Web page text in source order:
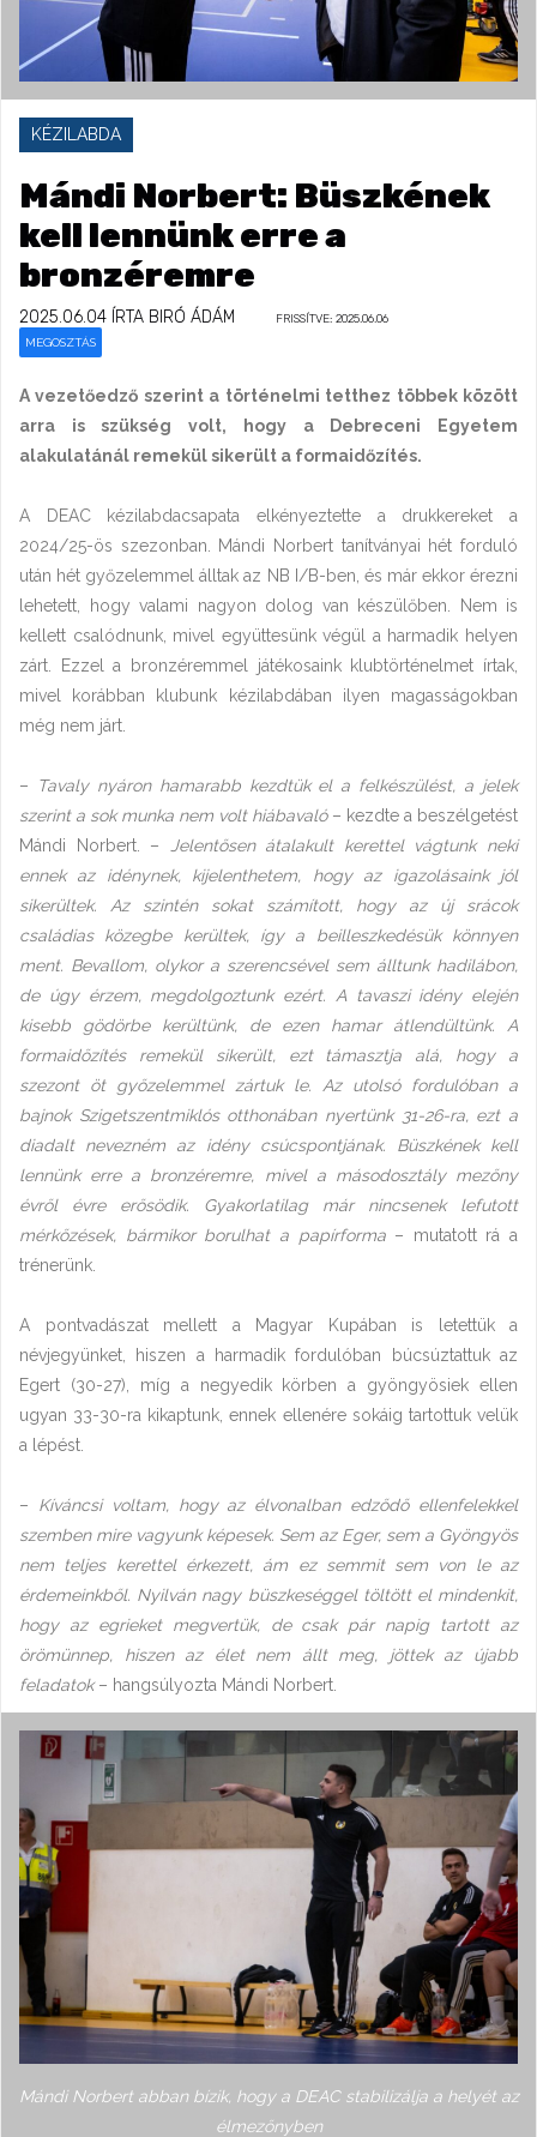
KÉZILABDA
Mándi Norbert: Büszkének
kell lennünk erre a
bronzéremre
2025.06.04 ÍRTA BIRÓ ÁDÁM FRISSÍTVE: 2025.06.06
MEGOSZTÁS
A vezetőedző szerint a történelmi tetthez többek között
arra is szükség volt, hogy a Debreceni Egyetem
alakulatánál remekül sikerült a formaidőzítés.
A DEAC kézilabdacsapata elkényeztette a drukkereket a
2024/25-ös szezonban. Mándi Norbert tanítványai hét forduló
után hét győzelemmel álltak az NB I/B-ben, és már ekkor érezni
lehetett, hogy valami nagyon dolog van készülőben. Nem is
kellett csalódnunk, mivel együttesünk végül a harmadik helyen
zárt. Ezzel a bronzéremmel játékosaink klubtörténelmet írtak,
mivel korábban klubunk kézilabdában ilyen magasságokban
még nem járt.
– Tavaly nyáron hamarabb kezdtük el a felkészülést, a jelek
szerint a sok munka nem volt hiábavaló– kezdte a beszélgetést
Mándi Norbert. – Jelentősen átalakult kerettel vágtunk neki
ennek az idénynek, kijelenthetem, hogy az igazolásaink jól
sikerültek. Az szintén sokat számított, hogy az új srácok
családias közegbe kerültek, így a beilleszkedésük könnyen
ment. Bevallom, olykor a szerencsével sem álltunk hadilábon,
de úgy érzem, megdolgoztunk ezért. A tavaszi idény elején
kisebb gödörbe kerültünk, de ezen hamar átlendültünk. A
formaidőzítés remekül sikerült, ezt támasztja alá, hogy a
szezont öt győzelemmel zártuk le. Az utolsó fordulóban a
bajnok Szigetszentmiklós otthonában nyertünk 31-26-ra, ezt a
diadalt nevezném az idény csúcspontjának. Büszkének kell
lennünk erre a bronzéremre, mivel a másodosztály mezőny
évről évre erősödik. Gyakorlatilag már nincsenek lefutott
mérkőzések, bármikor borulhat a papírforma– mutatott rá a
trénerünk.
A pontvadászat mellett a Magyar Kupában is letettük a
névjegyünket, hiszen a harmadik fordulóban búcsúztattuk az
Egert (30-27), míg a negyedik körben a gyöngyösiek ellen
ugyan 33-30-ra kikaptunk, ennek ellenére sokáig tartottuk velük
a lépést.
– Kíváncsi voltam, hogy az élvonalban edződő ellenfelekkel
szemben mire vagyunk képesek. Sem az Eger, sem a Gyöngyös
nem teljes kerettel érkezett, ám ez semmit sem von le az
érdemeinkből. Nyilván nagy büszkeséggel töltött el mindenkit,
hogy az egrieket megvertük, de csak pár napig tartott az
örömünnep, hiszen az élet nem állt meg, jöttek az újabb
feladatok– hangsúlyozta Mándi Norbert.
Mándi Norbert abban bízik, hogy a DEAC stabilizálja a helyét az
élmezőnyben